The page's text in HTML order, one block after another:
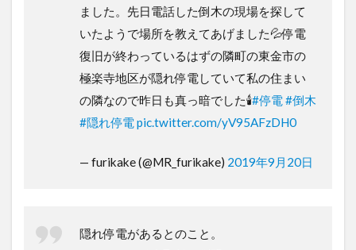
ました。先日電話した倒木の現場を探して
いたようで場所を教えてあげました💦停電
復旧が終わっているはずの隣町の東金市の
極楽寺地区が隠れ停電していて私の住まい
の隣なので昨日も真っ暗でした🕯#停電#倒木
#隠れ停電pic.twitter.com/yV95AFzDH0
— furikake (@MR_furikake) 2019年9月20日
隠れ停電があるとのこと。